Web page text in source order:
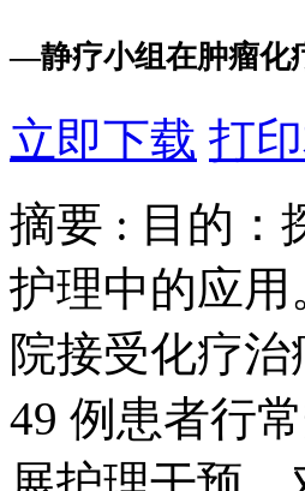
—静疗小组在肿瘤化
立即下载 打
摘要 : 目的：
护理中的应用
院接受化疗
49 例患者行